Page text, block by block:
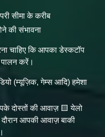
सीमा के करीब
की संभावना
चाहिए कि आपका डेस्कटॉप
करें।
(म्यूज़िक, गेम्स आदि) हमेशा
दोस्तों की आवाज़ 🟨 येलो
दौरान आपकी आवाज़ बाकी